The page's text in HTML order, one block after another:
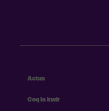
Actus
Coq la kwir